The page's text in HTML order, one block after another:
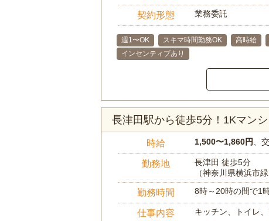
契約形態 業務委託
週1〜OK スキマ時間勤務OK 高時給
インセンティブあり
長津田駅から徒歩5分！1Kマン
時給 1,500〜1,860円 、
勤務地
長津田 徒歩5分
（神奈川県横浜市緑
勤務時間 8時～20時の間で1
仕事内容 キッチン、トイレ